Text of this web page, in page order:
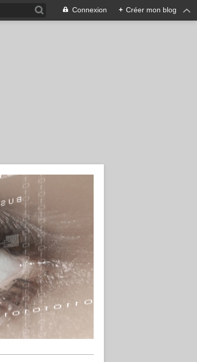
Connexion + Créer mon blog